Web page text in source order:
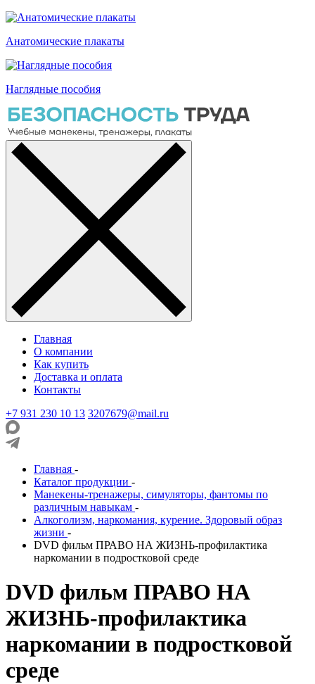
Анатомические плакаты
Наглядные пособия
Главная
О компании
Как купить
Доставка и оплата
Контакты
+7 931 230 10 13 3207679@mail.ru
Главная -
Каталог продукции -
Манекены-тренажеры, симуляторы, фантомы по
различным навыкам -
Алкоголизм, наркомания, курение. Здоровый образ
жизни -
DVD фильм ПРАВО НА ЖИЗНЬ-профилактика
наркомании в подростковой среде
DVD фильм ПРАВО НА
ЖИЗНЬ-профилактика
наркомании в подростковой
среде